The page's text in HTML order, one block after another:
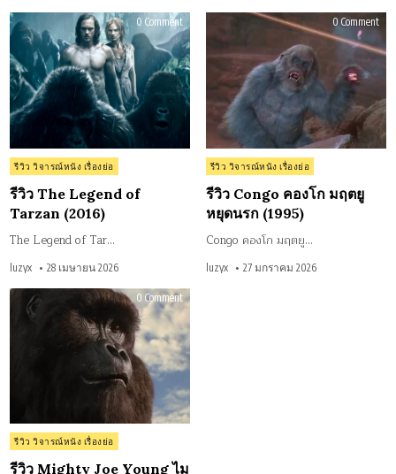
0 Commenton
รีวิว
The
Legend
of
Tarzan
(2016)
Posted
in
รีวิว วิจารณ์หนัง เรื่องย่อ
รีวิว The Legend of
Tarzan (2016)
The Legend of Tar…
luzyx 28 เมษายน 2026
0 Commenton
รีวิว
คอ
Posted
in
รีวิว วิจารณ์หนัง เรื่องย่อ
รีวิว Congo คองโก มฤตยู
หยุดนรก (1995)
Congo คองโก มฤตยู…
luzyx 27 มกราคม 2026
0 Commenton
Young
ไม
ตี้
โจ
(1998)
Posted
in
รีวิว วิจารณ์หนัง เรื่องย่อ
รีวิว Mighty Joe Young ไม